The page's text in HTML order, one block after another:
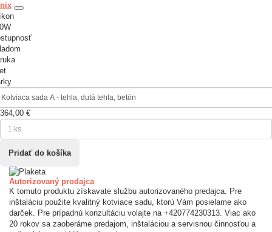
364,00 €
Autorizovaný prodajca
K tomuto produktu získavate službu autorizovaného predajca. Pre
inštaláciu použite kvalitný kotviace sadu, ktorú Vám posielame ako
darček. Pre prípadnú konzultáciu volajte na +420774230313. Viac ako
20 rokov sa zaoberáme predajom, inštaláciou a servisnou činnosťou a